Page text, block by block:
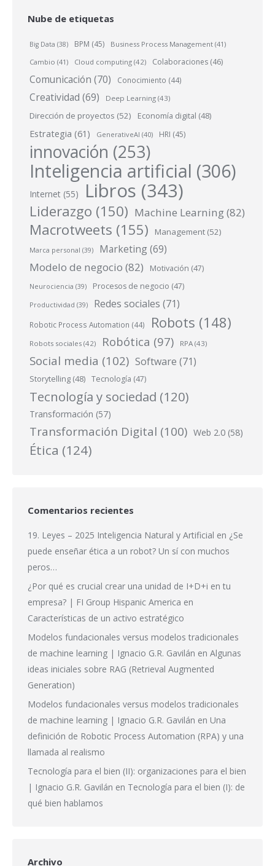
Nube de etiquetas
Big Data (38) BPM (45) Business Process Management (41)
Cambio (41) Cloud computing (42) Colaboraciones (46)
Comunicación (70) Conocimiento (44)
Creatividad (69) Deep Learning (43)
Dirección de proyectos (52) Economía digital (48)
Estrategia (61) GenerativeAI (40) HRI (45)
innovación (253)
Inteligencia artificial (306)
Internet (55) Libros (343)
Liderazgo (150) Machine Learning(82)
Macrotweets (155) Management (52)
Marca personal (39) Marketing (69)
Modelo de negocio (82) Motivación (47)
Neurociencia (39) Procesos de negocio (47)
Productividad (39) Redes sociales (71)
Robotic Process Automation (44) Robots (148)
Robots sociales (42) Robótica (97) RPA (43)
Social media (102) Software (71)
Storytelling (48) Tecnología (47)
Tecnología y sociedad (120)
Transformación (57)
Transformación Digital (100) Web 2.0 (58)
Ética (124)
Comentarios recientes
19. Leyes – 2025 Inteligencia Natural y Artificial en ¿Se
puede enseñar ética a un robot? Un sí con muchos
peros…
¿Por qué es crucial crear una unidad de I+D+i en tu
empresa? | FI Group Hispanic America en
Características de un activo estratégico
Modelos fundacionales versus modelos tradicionales
de machine learning | Ignacio G.R. Gavilán en Algunas
ideas iniciales sobre RAG (Retrieval Augmented
Generation)
Modelos fundacionales versus modelos tradicionales
de machine learning | Ignacio G.R. Gavilán en Una
definición de Robotic Process Automation (RPA) y una
llamada al realismo
Tecnología para el bien (II): organizaciones para el bien
| Ignacio G.R. Gavilán en Tecnología para el bien (I): de
qué bien hablamos
Archivo